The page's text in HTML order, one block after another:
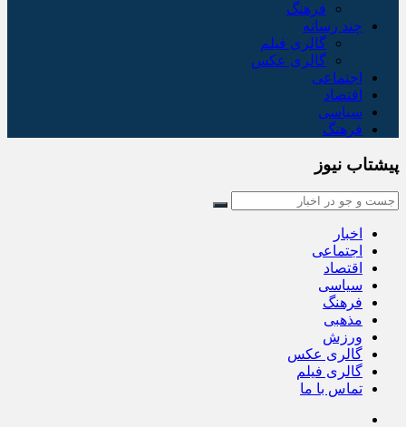
فرهنگ
چند رسانه
گالری فیلم
گالری عکس
اجتماعی
اقتصاد
سیاسی
فرهنگ
پیشتاب نیوز
اخبار
اجتماعی
اقتصاد
سیاسی
فرهنگ
مذهبی
ورزش
گالری عکس
گالری فیلم
تماس با ما